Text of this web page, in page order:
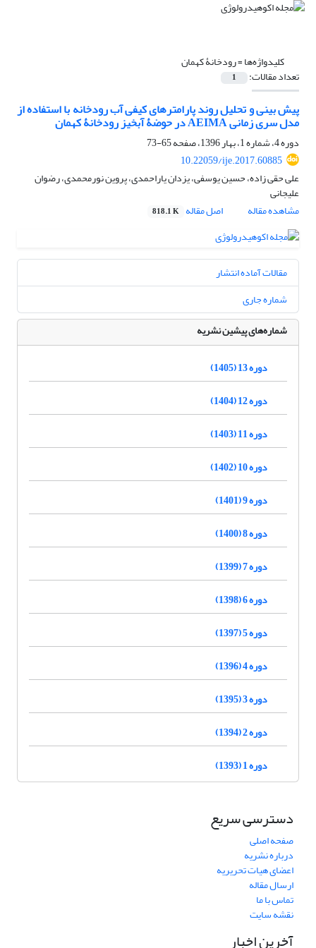
کلیدواژه‌ها =رودخانۀ کهمان
تعداد مقالات: 1
پیش ‏بینی و تحلیل روند پارامترهای کیفی آب رودخانه با استفاده از
مدل سری زمانی AEIMA در حوضۀ آبخیز رودخانۀ کهمان
دوره 4، شماره 1، بهار 1396، صفحه
65-73
10.22059/ije.2017.60885
علی حقی زاده، حسین یوسفی، یزدان یاراحمدی، پروین نورمحمدی، رضوان
علیجانی
مشاهده مقاله
اصل مقاله 818.1 K
مقالات آماده انتشار
شماره جاری
شماره‌های پیشین نشریه
دوره 13 (1405)
دوره 12 (1404)
دوره 11 (1403)
دوره 10 (1402)
دوره 9 (1401)
دوره 8 (1400)
دوره 7 (1399)
دوره 6 (1398)
دوره 5 (1397)
دوره 4 (1396)
دوره 3 (1395)
دوره 2 (1394)
دوره 1 (1393)
دسترسی سریع
صفحه اصلی
درباره نشریه
اعضای هیات تحریریه
ارسال مقاله
تماس با ما
نقشه سایت
آخرین اخبار